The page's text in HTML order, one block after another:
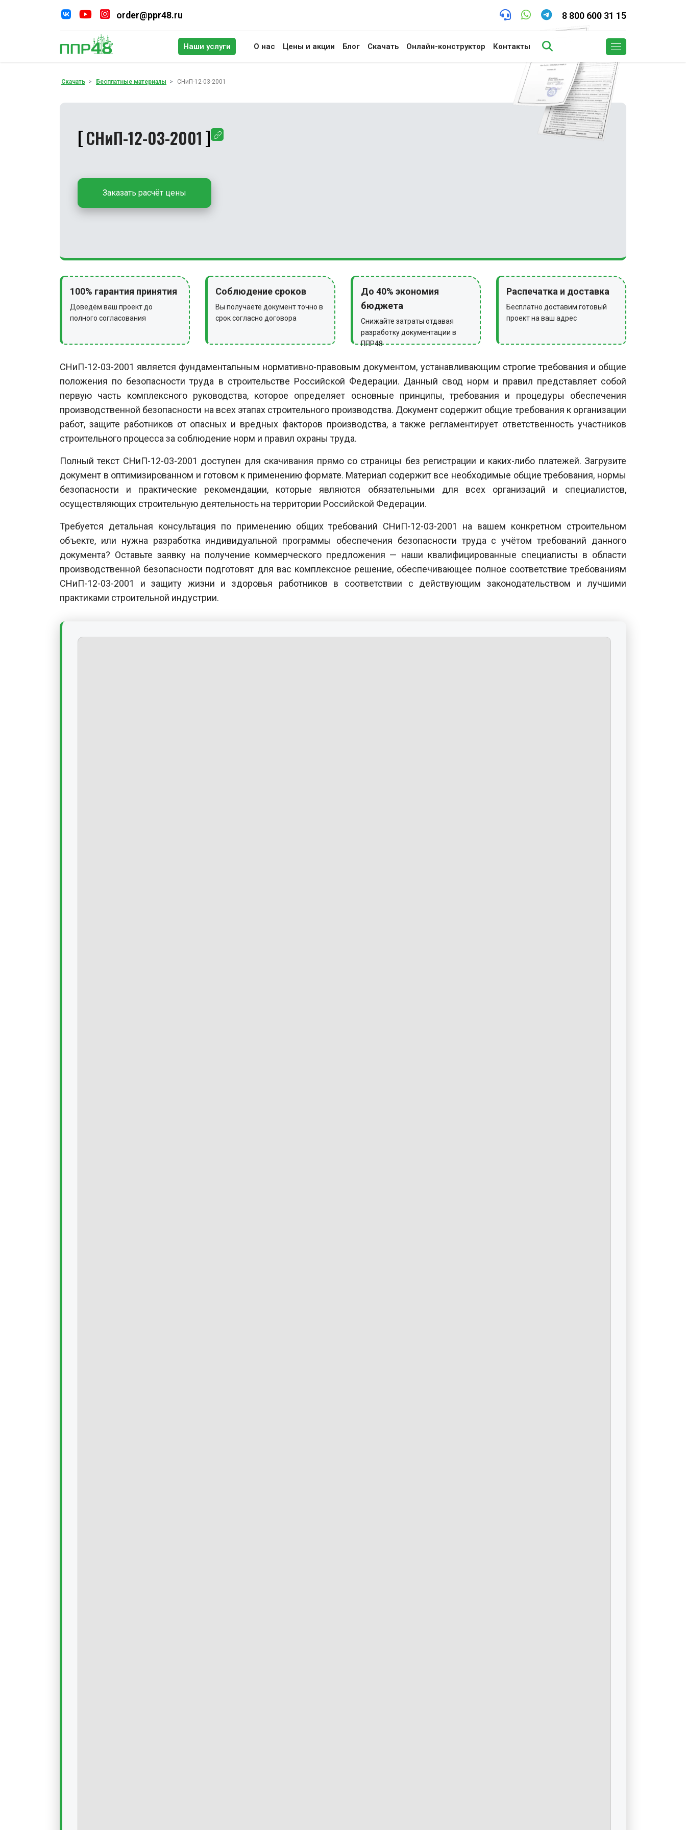
order@ppr48.ru 8 800 600 31 15
Наши услуги О нас Цены и акции Блог Скачать Онлайн-конструктор Контакты
Скачать Бесплатные материалы СНиП-12-03-2001
СНиП-12-03-2001
Заказать расчёт цены
100% гарантия принятия
Доведём ваш проект до
полного согласования
Соблюдение сроков
Вы получаете документ точно в
срок согласно договора
До 40% экономия
бюджета
Снижайте затраты отдавая
разработку документации в
ППР48
Распечатка и доставка
Бесплатно доставим готовый
проект на ваш адрес
СНиП-12-03-2001 является фундаментальным нормативно-правовым документом, устанавливающим строгие требования и общие
положения по безопасности труда в строительстве Российской Федерации. Данный свод норм и правил представляет собой
первую часть комплексного руководства, которое определяет основные принципы, требования и процедуры обеспечения
производственной безопасности на всех этапах строительного производства. Документ содержит общие требования к организации
работ, защите работников от опасных и вредных факторов производства, а также регламентирует ответственность участников
строительного процесса за соблюдение норм и правил охраны труда.
Полный текст СНиП-12-03-2001 доступен для скачивания прямо со страницы без регистрации и каких-либо платежей. Загрузите
документ в оптимизированном и готовом к применению формате. Материал содержит все необходимые общие требования, нормы
безопасности и практические рекомендации, которые являются обязательными для всех организаций и специалистов,
осуществляющих строительную деятельность на территории Российской Федерации.
Требуется детальная консультация по применению общих требований СНиП-12-03-2001 на вашем конкретном строительном
объекте, или нужна разработка индивидуальной программы обеспечения безопасности труда с учётом требований данного
документа? Оставьте заявку на получение коммерческого предложения — наши квалифицированные специалисты в области
производственной безопасности подготовят для вас комплексное решение, обеспечивающее полное соответствие требованиям
СНиП-12-03-2001 и защиту жизни и здоровья работников в соответствии с действующим законодательством и лучшими
практиками строительной индустрии.
Поиск